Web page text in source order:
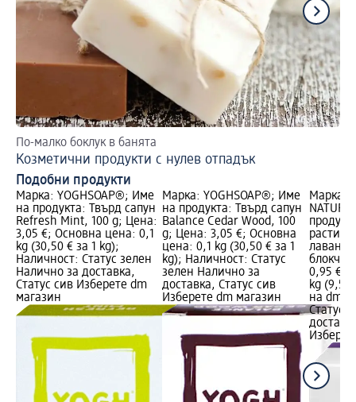
По-малко боклук в банята
Козметични продукти с нулев отпадък
Подобни продукти
Марка: YOGHSOAP®; Име
на продукта: Твърд сапун
Refresh Mint, 100 g; Цена:
3,05 €; Основна цена: 0,1
kg (30,50 € за 1 kg);
Наличност: Статус зелен
Налично за доставка,
Статус сив Изберете dm
магазин
Марка: YOGHSOAP®; Име
на продукта: Твърд сапун
Balance Cedar Wood, 100
g; Цена: 3,05 €; Основна
цена: 0,1 kg (30,50 € за 1
kg); Наличност: Статус
зелен Налично за
доставка, Статус сив
Изберете dm магазин
Марка:
блокче,
0,95 €;
kg (9,50
на dm
Статус